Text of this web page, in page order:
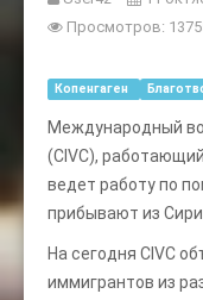
Просмотров:
Копенгаген
Международный
(CIVC),
ведет работу по
прибывают из
На сегодня CIVC
иммигрантов из